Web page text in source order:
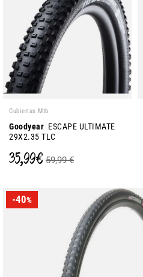
Cubiertas Mtb
Goodyear ESCAPE ULTIMATE
29X2.35 TLC
35,99 € 59,99 €
-40%